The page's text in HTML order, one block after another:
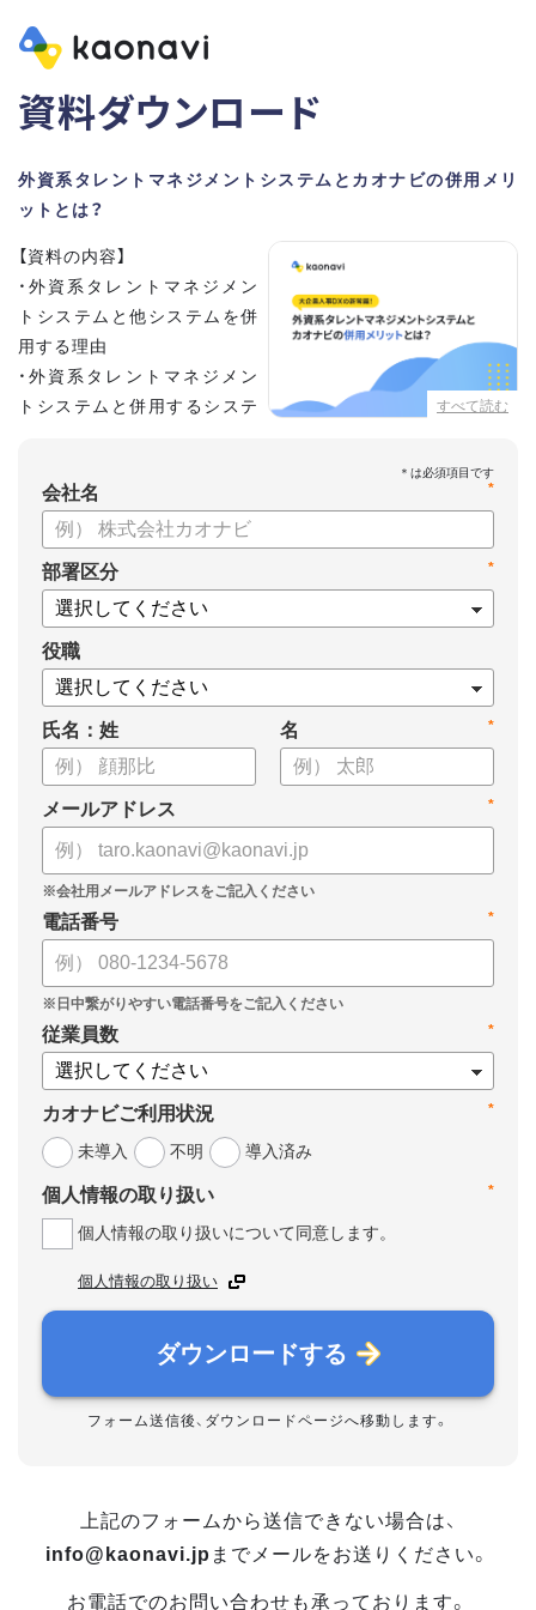
資料ダウンロード
外資系タレントマネジメントシステムとカオナビの併用メリ
ットとは？
すべて読む
【資料の内容】
・外資系タレントマネジメン
トシステムと他システムを併
用する理由
・外資系タレントマネジメン
トシステムと併用するシステ
・お客さまの声
*
会社名
*
部署区分
役職
氏名：姓 *
名
*
メールアドレス
*
電話番号
*
従業員数
*
カオナビご利用状況
未導入
不明 導入済み
*
個人情報の取り扱い
個人情報の取り扱いについて同意します。
個人情報の取り扱い
ダウンロードする
フォーム送信後、ダウンロードページへ移動します。
上記のフォームから送信できない場合は、
info@kaonavi.jp までメールをお送りください。
お電話でのお問い合わせも承っております。